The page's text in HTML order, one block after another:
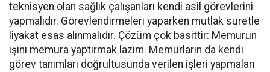
teknisyen olan sağlık çalışanları kendi asil görevlerini
yapmalıdır. Görevlendirmeleri yaparken mutlak suretle
liyakat esas alınmalıdır. Çözüm çok basittir: Memurun
işini memura yaptırmak lazım. Memurların da kendi
görev tanımları doğrultusunda verilen işleri yapmaları